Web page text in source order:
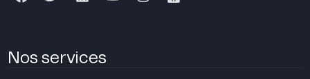
Nos services